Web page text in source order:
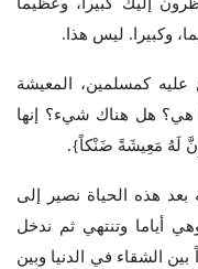
إليك كبيراً، وعظيماً
وكبيرا. ليس هذا.
عليه كمسلمين، المعيشة
هي؟ هل هناك شيء؟ إنها
لَهُ مَعِيشَةً ضَنْكاً}.
بعد هذه الحياة نصير إلى
أياما وتنتهي ثم ندخل
بين الشقاء في الدنيا وبين